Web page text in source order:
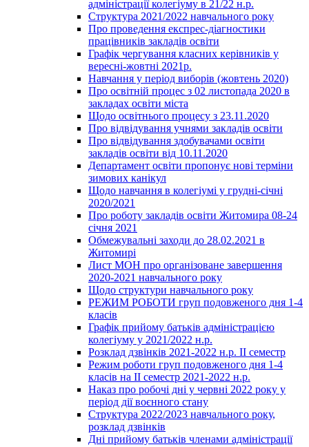
адміністрації колегіуму в 21/22 н.р.
Структура 2021/2022 навчального року
Про проведення експрес-діагностики
працівників закладів освіти
Графік чергування класних керівників у
вересні-жовтні 2021р.
Навчання у період виборів (жовтень 2020)
Про освітній процес з 02 листопада 2020 в
закладах освіти міста
Щодо освітнього процесу з 23.11.2020
Про відвідування учнями закладів освіти
Про відвідування здобувачами освіти
закладів освіти від 10.11.2020
Департамент освіти пропонує нові терміни
зимових канікул
Щодо навчання в колегіумі у грудні-січні
2020/2021
Про роботу закладів освіти Житомира 08-24
січня 2021
Обмежувальні заходи до 28.02.2021 в
Житомирі
Лист МОН про організоване завершення
2020-2021 навчального року
Щодо структури навчального року
РЕЖИМ РОБОТИ груп подовженого дня 1-4
класів
Графік прийому батьків адміністрацією
колегіуму у 2021/2022 н.р.
Розклад дзвінків 2021-2022 н.р. ІІ семестр
Режим роботи груп подовженого дня 1-4
класів на ІІ семестр 2021-2022 н.р.
Наказ про робочі дні у червні 2022 року у
період дії воєнного стану
Структура 2022/2023 навчального року,
розклад дзвінків
Дні прийому батьків членами адміністрації